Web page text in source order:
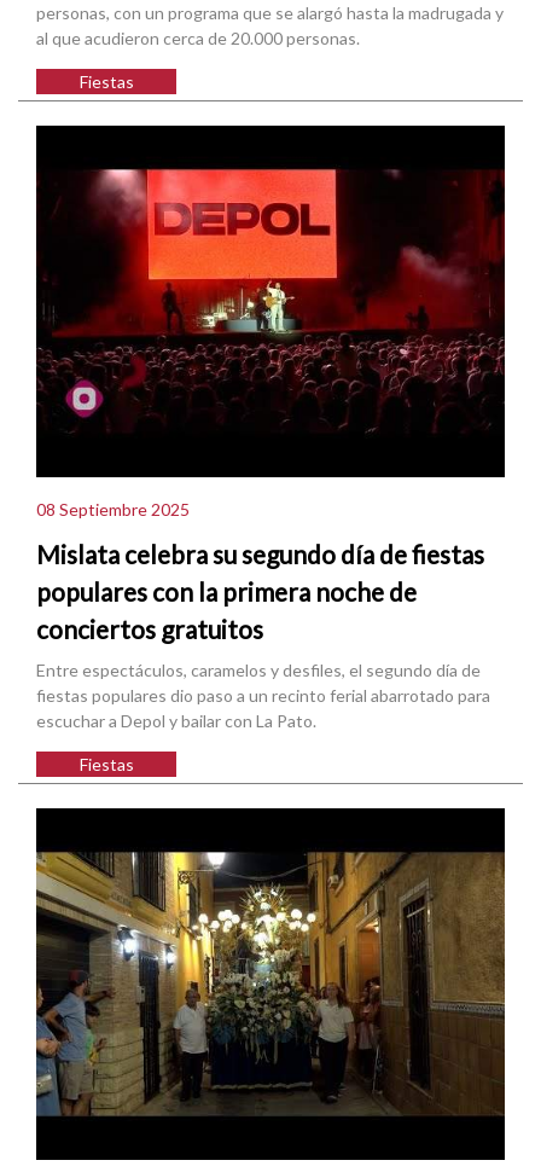
personas, con un programa que se alargó hasta la madrugada y
al que acudieron cerca de 20.000 personas.
Fiestas
08 Septiembre 2025
Mislata celebra su segundo día de fiestas
populares con la primera noche de
conciertos gratuitos
Entre espectáculos, caramelos y desfiles, el segundo día de
fiestas populares dio paso a un recinto ferial abarrotado para
escuchar a Depol y bailar con La Pato.
Fiestas